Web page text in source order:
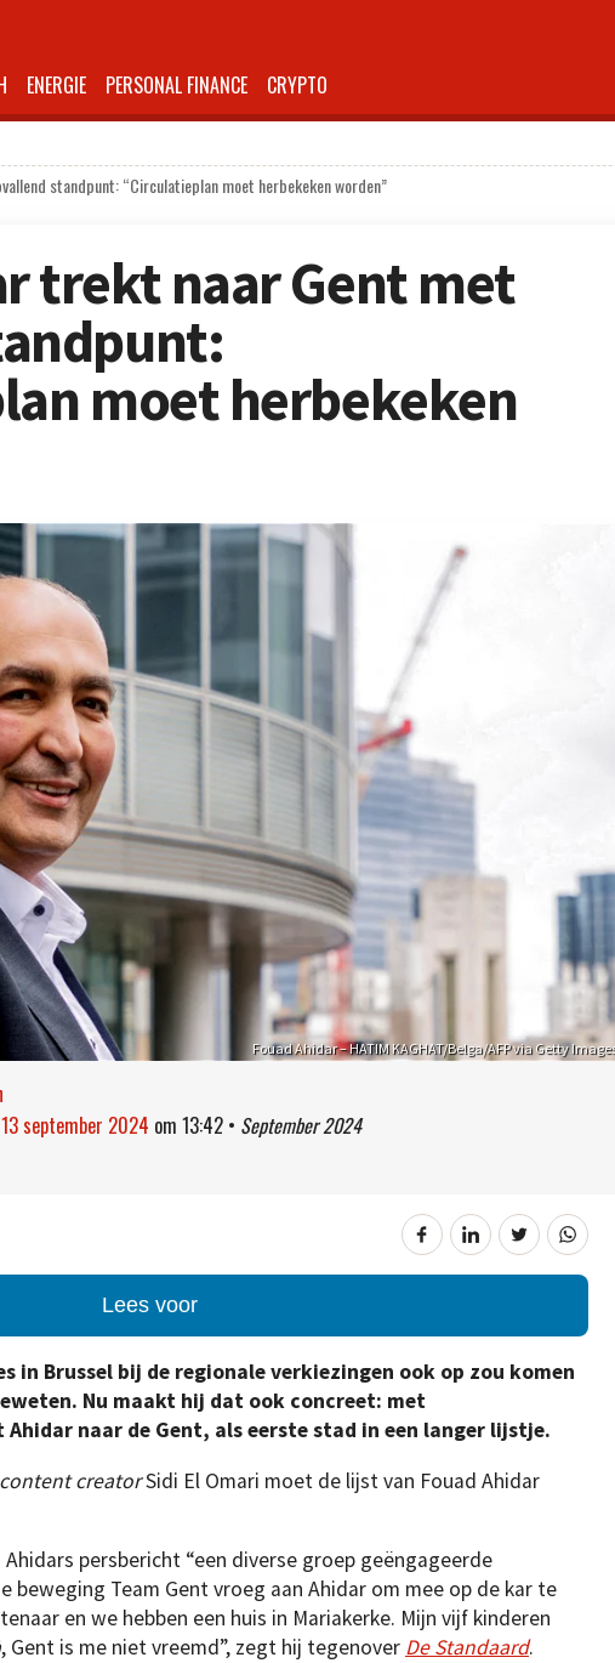
ENERGIE PERSONAL FINANCE CRYPTO
standpunt: “Circulatieplan moet herbekeken worden”
trekt naar Gent met
moet herbekeken
Fouad Ahidar – HATIM KAGHAT/Belga/AFP via Getty
september 2024 om 13:42 • September 2024
Lees voor
in Brussel bij de regionale verkiezingen ook op zou komen
Nu maakt hij dat ook concreet: met
naar de Gent, als eerste stad in een langer lijstje.
content creatorSidi El Omari moet de lijst van Fouad Ahidar
persbericht “een diverse groep geëngageerde
beweging Team Gent vroeg aan Ahidar om mee op de kar te
en we hebben een huis in Mariakerke. Mijn vijf kinderen
, Gent is me niet vreemd”, zegt hij tegenover De Standaard.